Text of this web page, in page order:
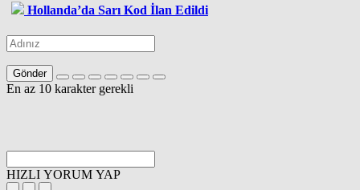
Hollanda’da Sarı Kod İlan Edildi
Gönder
En az 10 karakter gerekli
HIZLI YORUM YAP